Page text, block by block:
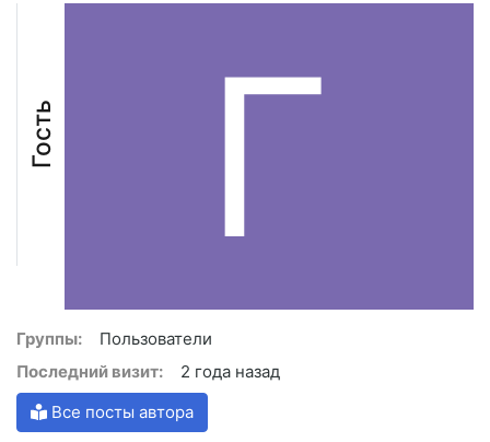
Гость Г
Группы:
Пользователи
Последний визит:
2 года назад
Все посты автора